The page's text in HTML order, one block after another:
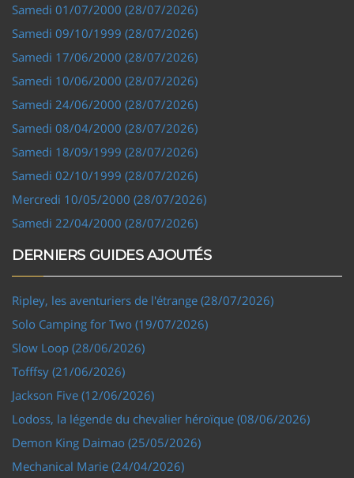
Samedi 01/07/2000 (28/07/2026)
Samedi 09/10/1999 (28/07/2026)
Samedi 17/06/2000 (28/07/2026)
Samedi 10/06/2000 (28/07/2026)
Samedi 24/06/2000 (28/07/2026)
Samedi 08/04/2000 (28/07/2026)
Samedi 18/09/1999 (28/07/2026)
Samedi 02/10/1999 (28/07/2026)
Mercredi 10/05/2000 (28/07/2026)
Samedi 22/04/2000 (28/07/2026)
DERNIERS GUIDES AJOUTÉS
Ripley, les aventuriers de l'étrange (28/07/2026)
Solo Camping for Two (19/07/2026)
Slow Loop (28/06/2026)
Tofffsy (21/06/2026)
Jackson Five (12/06/2026)
Lodoss, la légende du chevalier héroïque (08/06/2026)
Demon King Daimao (25/05/2026)
Mechanical Marie (24/04/2026)